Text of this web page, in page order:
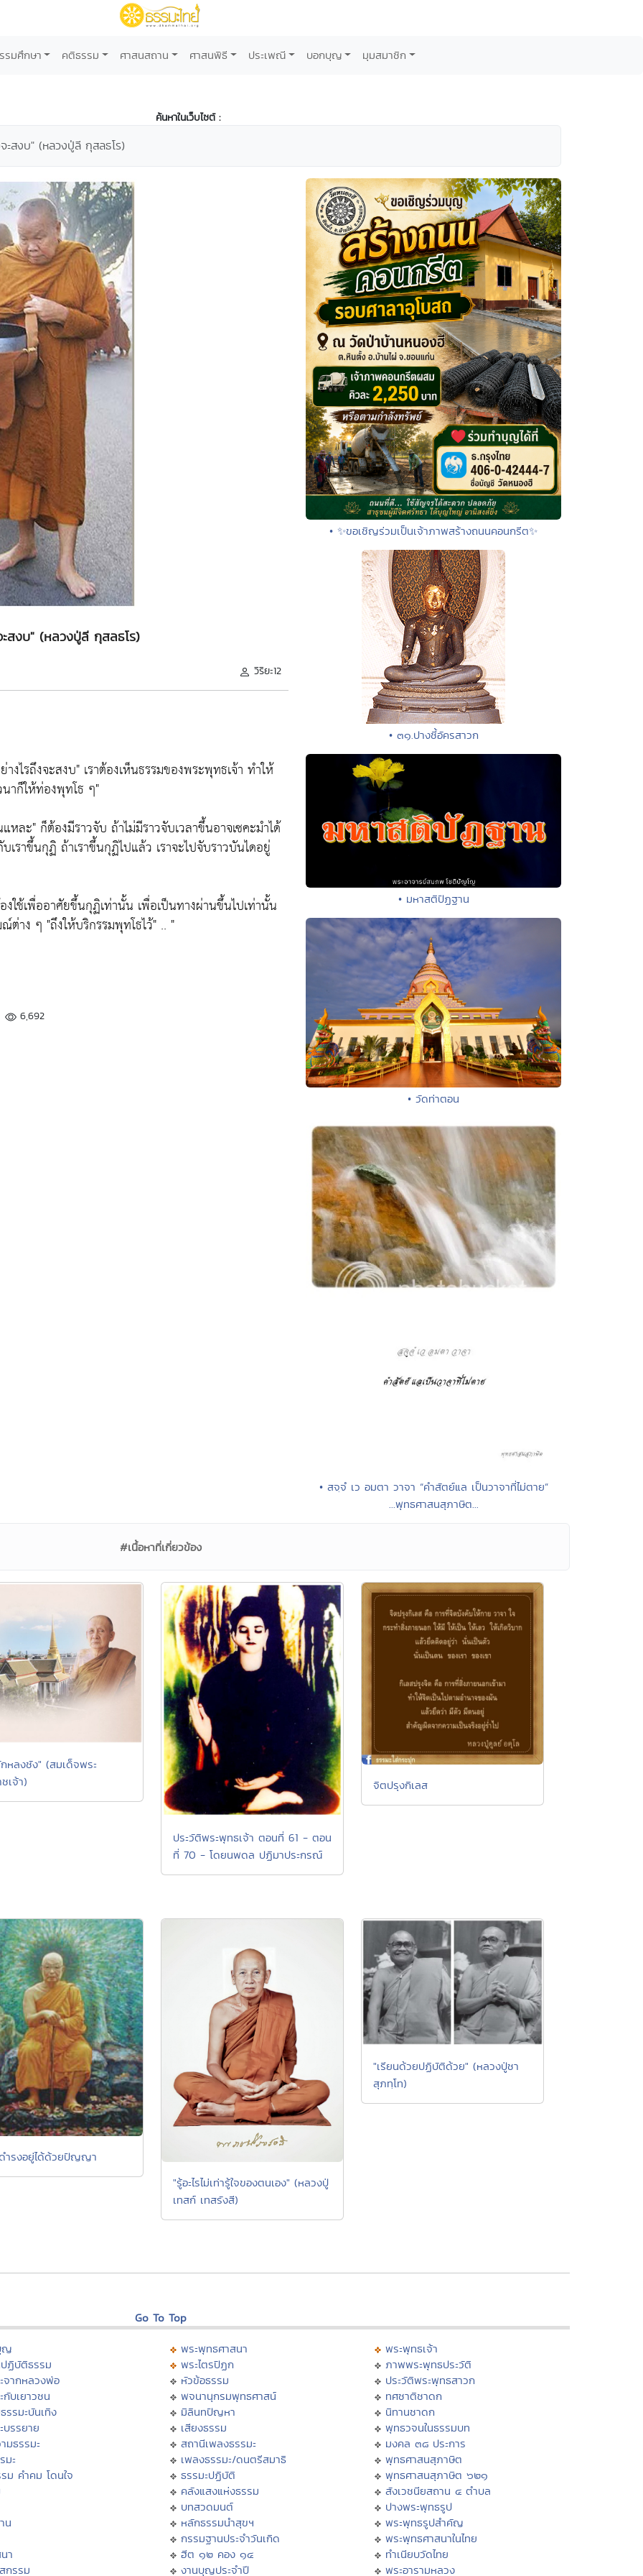
รมศึกษา คติธรรม ศาสนสถาน ศาสนพิธี ประเพณี บอกบุญ มุมสมาชิก
ค้นหาในเว็บไซต์ :
ะสงบ" (หลวงปู่ลี กุสลธโร)
ะสงบ" (หลวงปู่ลี กุสลธโร)
วิริยะ12
งไรถึงจะสงบ" เราต้องเห็นธรรมของพระพุทธเจ้า ทำให้
าก็ให้ท่องพุทโธ ๆ"
หละ" ก็ต้องมีราวจับ ถ้าไม่มีราวจับเวลาขึ้นอาจเซคะมำได้
ราขึ้นกุฏิ ถ้าเราขึ้นกุฏิไปแล้ว เราจะไปจับราวบันไดอยู่
งใช้เพื่ออาศัยขึ้นกุฏิเท่านั้น เพื่อเป็นทางผ่านขึ้นไปเท่านั้น
ณ์ต่าง ๆ "ถึงให้บริกรรมพุทโธไว้" .. "
6,692
• ✨ขอเชิญร่วมเป็นเจ้าภาพสร้างถนนคอนกรีต✨
• ๓๑.ปางชี้อัครสาวก
• มหาสติปัฏฐาน
• วัดท่าตอน
• สจฺจํ เว อมตา วาจา “คำสัตย์แล เป็นวาจาที่ไม่ตาย”
...พุทธศาสนสุภาษิต...
#เนื้อหาที่เกี่ยวข้อง
หลงชัง" (สมเด็จพระ
เจ้า)
ประวัติพระพุทธเจ้า ตอนที่ 61 - ตอน
ที่ 70 - โดยนพดล ปฏิมาประกรณ์
จิตปรุงกิเลส
ำรงอยู่ได้ด้วยปัญญา
"รู้อะไรไม่เท่ารู้ใจของตนเอง" (หลวงปู่
เทสก์ เทสรังสี)
"เรียนด้วยปฏิบัติด้วย" (หลวงปู่ชา
สุภทฺโท)
Go To Top
ญ
ฏิบัติธรรม
จากหลวงพ่อ
กับเยาวชน
รรมะบันเทิง
บรรยาย
มธรรมะ
มะ
ม คำคม โดนใจ
น
า
กรรม
พระพุทธศาสนา
พระไตรปิฏก
หัวข้อธรรม
พจนานุกรมพุทธศาสน์
มิลินทปัญหา
เสียงธรรม
สถานีเพลงธรรมะ
เพลงธรรมะ/ดนตรีสมาธิ
ธรรมะปฏิบัติ
คลังแสงแห่งธรรม
บทสวดมนต์
หลักธรรมนำสุขฯ
กรรมฐานประจำวันเกิด
ฮีต ๑๒ คอง ๑๔
งานบุญประจำปี
พระพุทธเจ้า
ภาพพระพุทธประวัติ
ประวัติพระพุทธสาวก
ทศชาติชาดก
นิทานชาดก
พุทธวจนในธรรมบท
มงคล ๓๘ ประการ
พุทธศาสนสุภาษิต
พุทธศาสนสุภาษิต ๖๒๑
สังเวชนียสถาน ๔ ตำบล
ปางพระพุทธรูป
พระพุทธรูปสำคัญ
พระพุทธศาสนาในไทย
ทำเนียบวัดไทย
พระอารามหลวง